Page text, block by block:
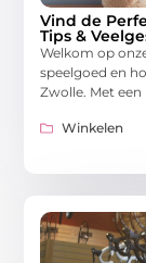
Vind de
Tips &
Welkom op
speelgoed en
Zwolle. Met een
Winkelen